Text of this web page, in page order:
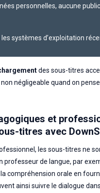
personnelles, aucune
systèmes d’exploitation
des sous-titres
négligeable quand on
et
titres avec
les sous-titres ne
professeur de langue, par
compréhension orale en
ainsi suivre le dialogue